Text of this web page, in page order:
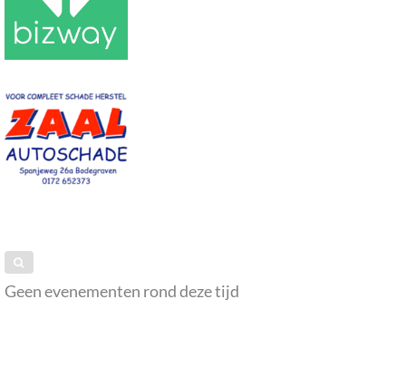
Geen evenementen rond deze tijd